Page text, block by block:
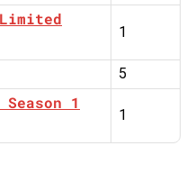
1
5
1
1